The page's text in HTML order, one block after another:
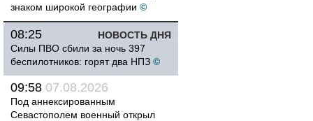
знаком широкой географии ©
НОВОСТЬ ДНЯ
08:25
Силы ПВО сбили за ночь 397
беспилотников: горят два НПЗ ©
09:58 07.08.2026
Под аннексированным
Севастополем военный открыл